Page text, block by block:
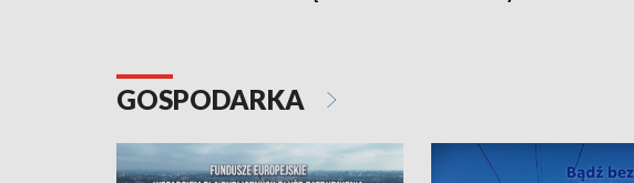
GOSPODARKA